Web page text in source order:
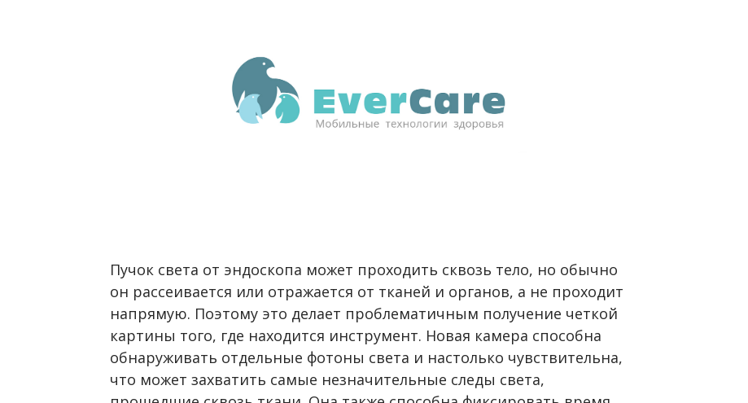
Пучок света от эндоскопа может проходить сквозь тело, но обычно
он рассеивается или отражается от тканей и органов, а не проходит
напрямую. Поэтому это делает проблематичным получение четкой
картины того, где находится инструмент. Новая камера способна
обнаруживать отдельные фотоны света и настолько чувствительна,
что может захватить самые незначительные следы света,